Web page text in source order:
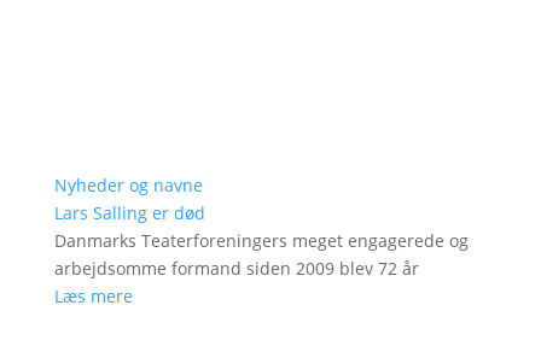
Nyheder og navne
Lars Salling er død
Danmarks Teaterforeningers meget engagerede og
arbejdsomme formand siden 2009 blev 72 år
Læs mere